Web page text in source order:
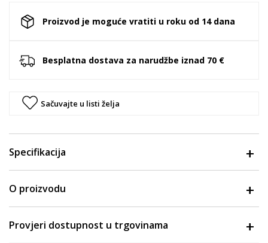
Proizvod je moguće vratiti u roku od 14 dana
Besplatna dostava za narudžbe iznad 70 €
Sačuvajte u listi želja
Specifikacija
O proizvodu
Provjeri dostupnost u trgovinama